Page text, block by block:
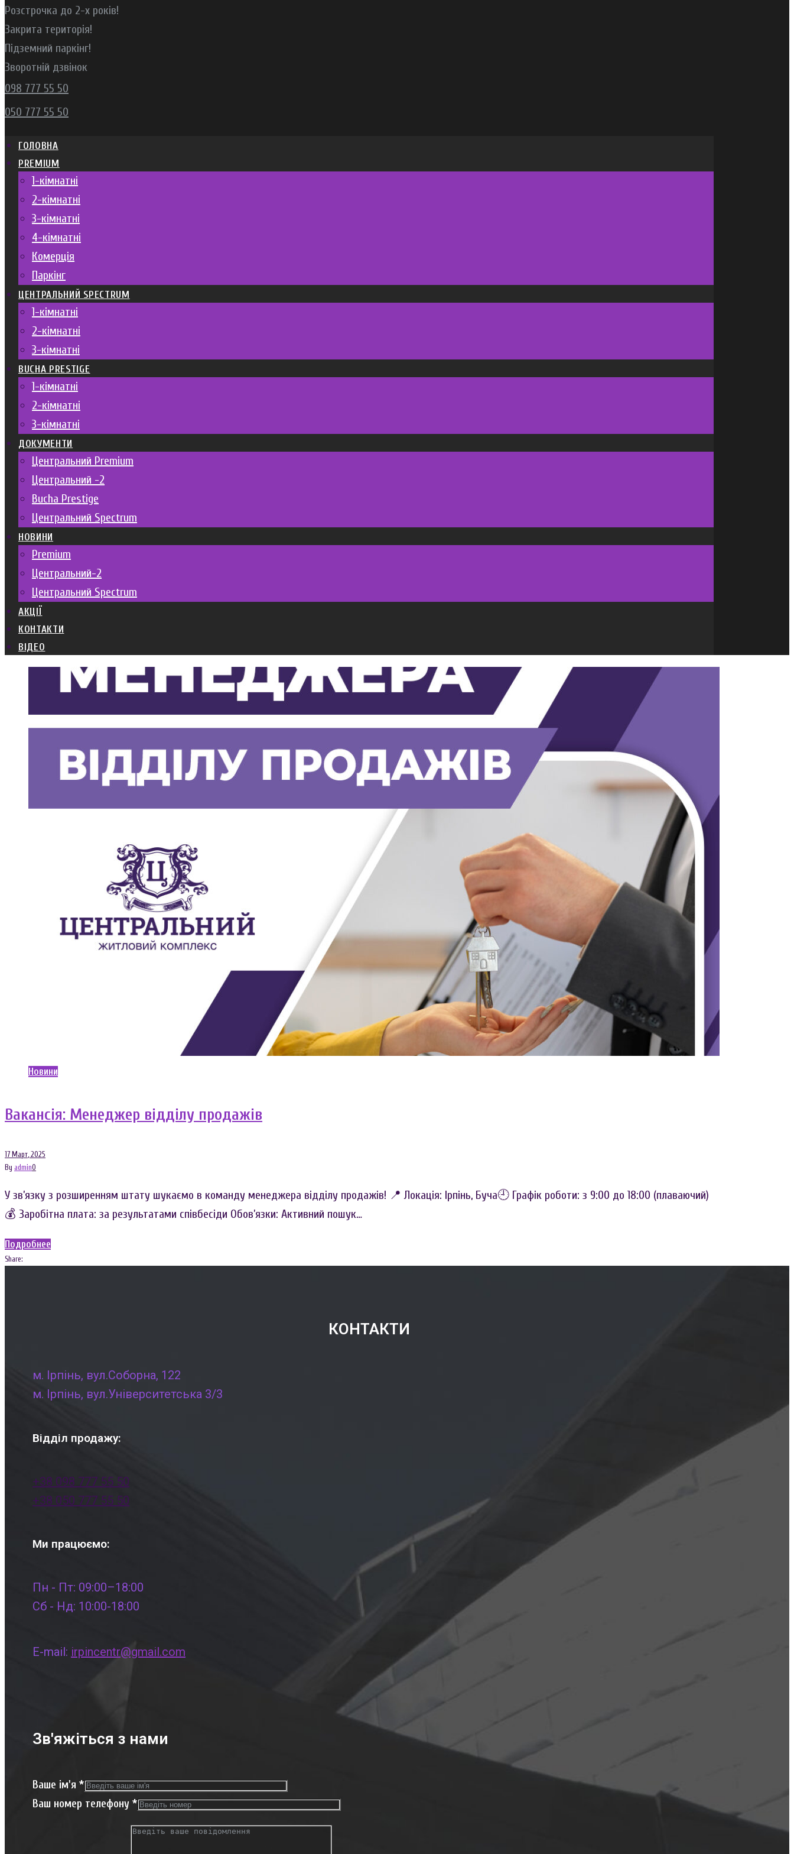
Розстрочка до 2-х років!
Закрита територія!
Підземний паркінг!
Зворотній дзвінок
098 777 55 50
050 777 55 50
ГОЛОВНА
PREMIUM
1-кімнатні
2-кімнатні
3-кімнатні
4-кімнатні
Комерція
Паркінг
ЦЕНТРАЛЬНИЙ SPECTRUM
1-кімнатні
2-кімнатні
3-кімнатні
BUCHA PRESTIGE
1-кімнатні
2-кімнатні
3-кімнатні
ДОКУМЕНТИ
Центральний Premium
Центральний -2
Bucha Prestige
Центральний Spectrum
НОВИНИ
Premium
Центральний-2
Центральний Spectrum
АКЦІЇ
КОНТАКТИ
ВІДЕО
День:
17.03.2025
Новини
Вакансія: Менеджер відділу продажів
17 Март, 2025
By admin0
У зв’язку з розширенням штату шукаємо в команду менеджера відділу продажів! 📍 Локація: Ірпінь, Буча🕘 Графік роботи: з 9:00 до 18:00 (плаваючий)
💰 Заробітна плата: за результатами співбесіди Обов’язки: Активний пошук…
Подробнее
Share:
КОНТАКТИ
м. Ірпінь, вул.Соборна, 122
м. Ірпінь, вул.Університетська 3/3
Відділ продажу:
+38 098 777 55 50
+38 050 777 55 50
Ми працюємо:
Пн - Пт: 09:00–18:00
Сб - Нд: 10:00-18:00
E-mail: irpincentr@gmail.com
Зв'яжіться з нами
Ваше ім'я *
Ваш номер телефону *